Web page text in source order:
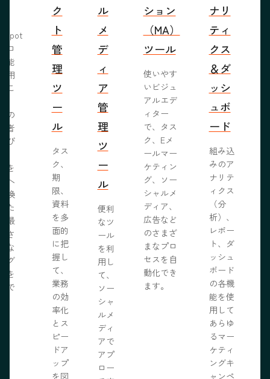
ロ
能
用
こ
の
者
び
を
へ
換
た
最
さ
な
グ
を
で
ク
ト
管
理
ツ
ー
ル
タス
ク、
期
限、
資料
を多
面的
に把
握し
て、
業務
の効
率化
とス
ピー
ドア
ップ
を図
ル
メ
デ
ィ
ア
管
理
ツ
ー
ル
便利
なツ
ール
を利
用し
て、
ソー
シャ
ルメ
ディ
アで
アプ
ロー
ション
（MA）
ツール
使いやす
いビジュ
アルエデ
ィター
で、タス
ク、Eメ
ールマー
ケティン
グ、ソー
シャルメ
ディア、
広告など
のさまざ
まなプロ
セスを自
動化でき
ます。
ナリ
ティ
クス
＆ダ
ッシ
ュボ
ード
組み込
みのア
ナリテ
ィクス
（分
析）、
レポー
ト、ダ
ッシュ
ボード
の各機
能を使
用して
あらゆ
るマー
ケティ
ングキ
ャンペ